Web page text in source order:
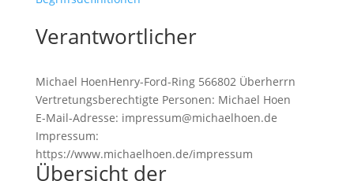
Verantwortlicher
Michael HoenHenry-Ford-Ring 566802 Überherrn
Vertretungsberechtigte Personen: Michael Hoen
E-Mail-Adresse: impressum@michaelhoen.de
Impressum:
https://www.michaelhoen.de/impressum
Übersicht der